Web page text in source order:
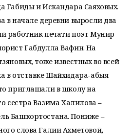
Габиды и Искандара Саяховых.
в начале деревни выросли два
работник печати поэт Мунир
Габдулла Вафин. На
тоже известных во всей
в отставке Шайхидара-абыя
приглашали в школу на
сестра Вазима Халилова –
Башкортостана. Пониже –
слова Галии Ахметовой,